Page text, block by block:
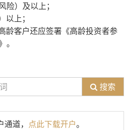
险）及以上；
以上；
龄客户还应签署《高龄投资者参
。
搜索
道， 点此下载开户。